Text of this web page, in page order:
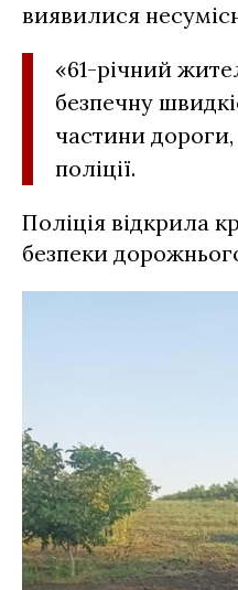
виявилися
«61-річний
безпечну
частини дороги,
поліції.
Поліція відкрила
безпеки